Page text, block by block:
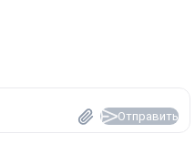
Отправить